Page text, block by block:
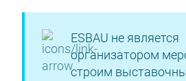
ESBAU не является
организатором
строим